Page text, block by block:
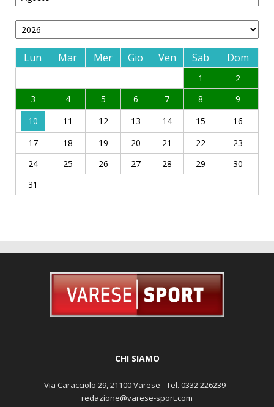
Lun Mar Mer Gio Ven Sab Dom
1
2
3
4 5 6 7 8
9
10
11 12 13 14 15
16
17
18 19 20 21 22
23
24
25 26 27 28 29
30
31
CHI SIAMO
Via Caracciolo 29, 21100 Varese - Tel. 0332 226239 -
redazione@varese-sport.com